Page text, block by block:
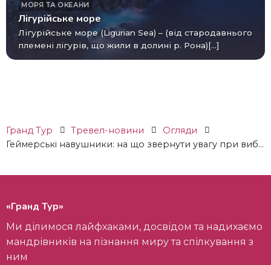
МОРЯ ТА ОКЕАНИ
Лігурійське море
Лігурійське море (Ligurian Sea) – (від стародавнього
племені лігурів, що жили в долині р. Рона)[...]
Гранд Тур Тревел-новини
Огляди
Геймерські навушники: на що звернути увагу при виб...
«Гранд Тур»
Ми ділимося лайфхаками, досвідом та надихаємо
мандрівників на пізнання миру та спілкування з
ним